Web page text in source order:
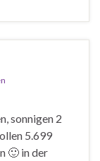
sonnigen 2
5.699
🙂 in der